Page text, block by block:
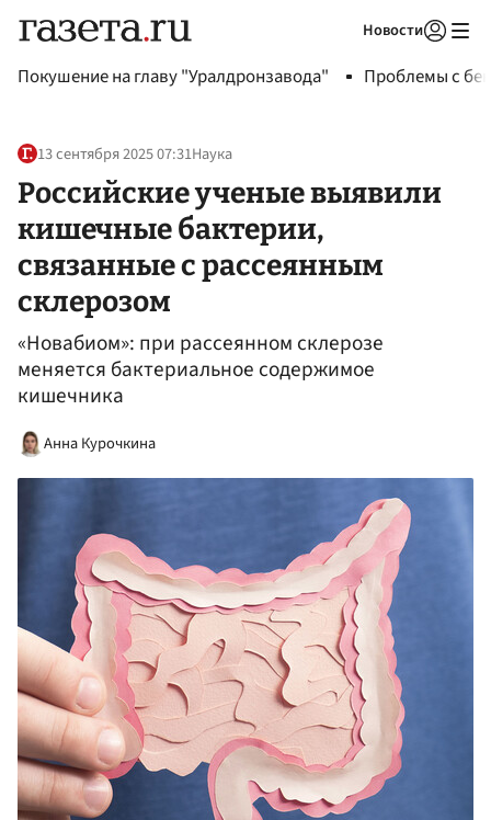
Новости
Покушение на главу "Уралдронзавода" Проблемы с
13 сентября 2025 07:31Наука
Российские ученые выявили
кишечные бактерии,
связанные с рассеянным
склерозом
«Новабиом»: при рассеянном склерозе
меняется бактериальное содержимое
кишечника
Анна Курочкина